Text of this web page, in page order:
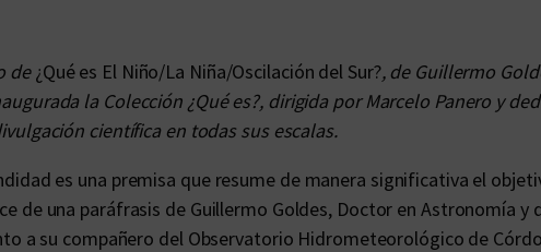
de¿Qué es El Niño/La Niña/Oscilación del Sur?, de Guillermo
la Colección ¿Qué es?, dirigida por Marcelo Panero y
científica en todas sus escalas.
es una premisa que resume de manera significativa el
de una paráfrasis de Guillermo Goldes, Doctor en Astronomía y
a su compañero del Observatorio Hidrometeorológico de